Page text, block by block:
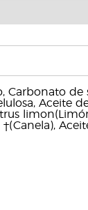
Carbonato de
Aceite